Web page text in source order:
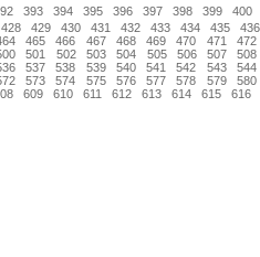
393 394 395 396 397 398 399
400
428 429 430 431 432 433 434 435
436
465 466 467 468 469 470 471
472
501 502 503 504 505 506 507
508
537 538 539 540 541 542 543
544
573 574 575 576 577 578 579
580
609 610 611 612 613 614 615 616